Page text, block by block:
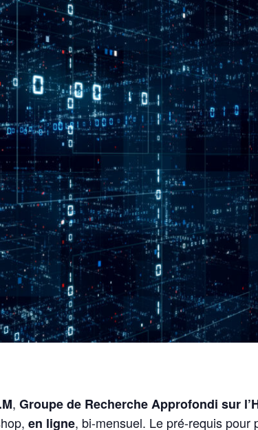
, Groupe de Recherche Approfondi sur
en ligne, bi-mensuel. Le pré-requis pour